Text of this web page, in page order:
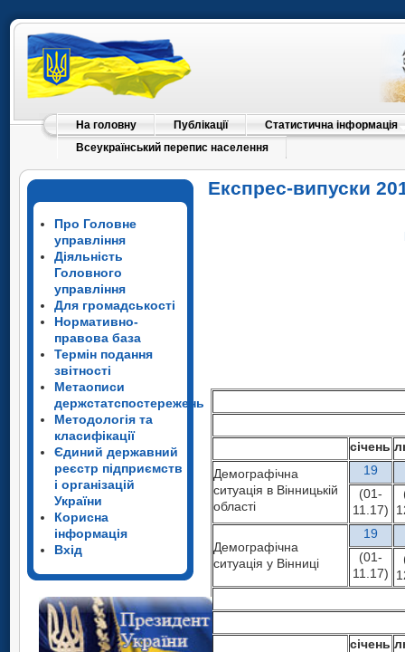
На головну Публікації
Статистична інформація
Всеукраїнський перепис населення
Про Головне
управління
Діяльність
Головного
управління
Для громадськості
Нормативно-
правова база
Термін подання
звітності
Метаописи
держстатспостережень
Методологія та
класифікації
Єдиний державний
реєстр підприємств
і організацій
України
Корисна
інформація
Вхід
Експрес-випуски
січень
Демографічна
ситуація в Вінницькій
області
19
(01-
11.17)
Демографічна
ситуація у Вінниці
19
(01-
11.17)
січень